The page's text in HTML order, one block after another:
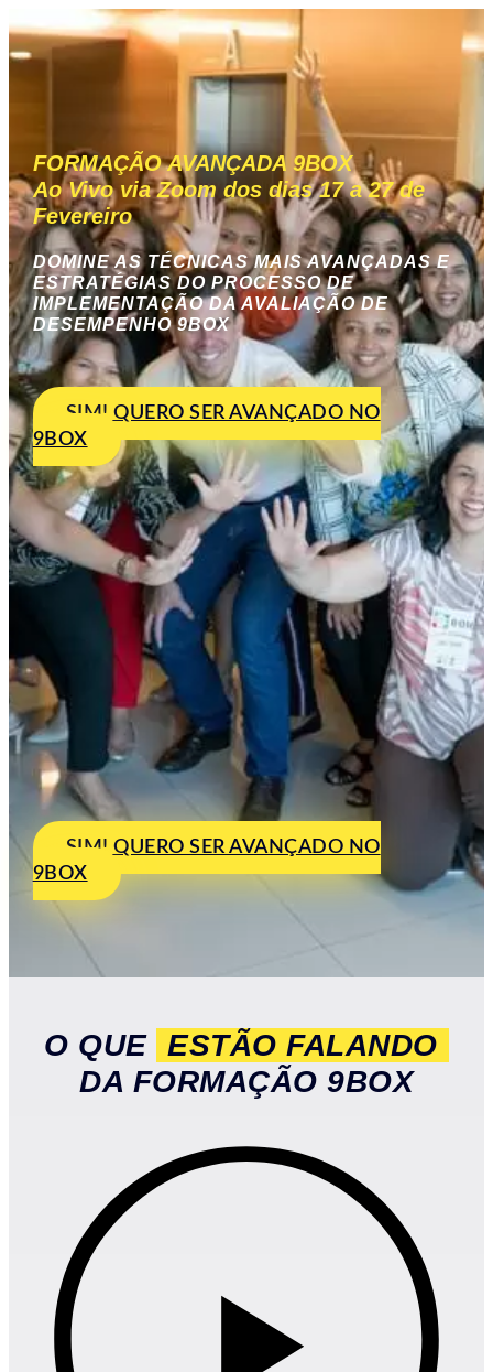
FORMAÇÃO AVANÇADA 9BOX
Ao Vivo via Zoom dos dias 17 a 27 de
Fevereiro
DOMINE AS TÉCNICAS MAIS AVANÇADAS E
ESTRATÉGIAS DO PROCESSO DE
IMPLEMENTAÇÃO DA AVALIAÇÃO DE
DESEMPENHO 9BOX
SIM! QUERO SER AVANÇADO NO
9BOX
SIM! QUERO SER AVANÇADO NO
9BOX
O QUE ESTÃO FALANDO
DA FORMAÇÃO 9BOX